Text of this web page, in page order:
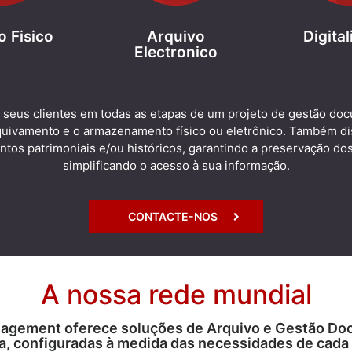
Fisico
Arquivo
Electronico
seus clientes em todas as etapas de um projeto de gestão
e o armazenamento físico ou eletrônico. Também
patrimoniais e/ou históricos, garantindo a preservação
simplificando o acesso à sua informação.
CONTACTE-NOS
A nossa rede mundial
oferece soluções de Arquivo e Gestão
configuradas à medida das necessidades de